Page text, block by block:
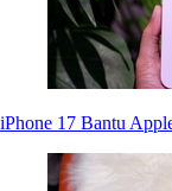
iPhone 17 Bantu